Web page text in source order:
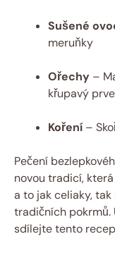
Sušené
meruňky
Ořechy –
křupavý
Koření –
Pečení
novou⁣ tradicí,
a⁢ to jak celiaky,​
tradičních ‍pokrmů.
sdílejte tento